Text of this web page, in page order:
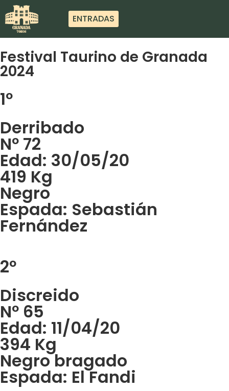
ENTRADAS
Festival Taurino de Granada
2024
1º
Derribado
Nº 72
Edad: 30/05/20
419 Kg
Negro
Espada: Sebastián
Fernández
2º
Discreido
Nº 65
Edad: 11/04/20
394 Kg
Negro bragado
Espada: El Fandi